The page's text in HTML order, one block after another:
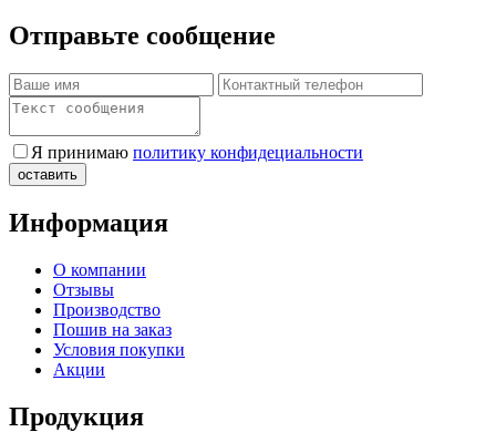
Отправьте сообщение
Я принимаю политику конфидециальности
Информация
О компании
Отзывы
Производство
Пошив на заказ
Условия покупки
Акции
Продукция